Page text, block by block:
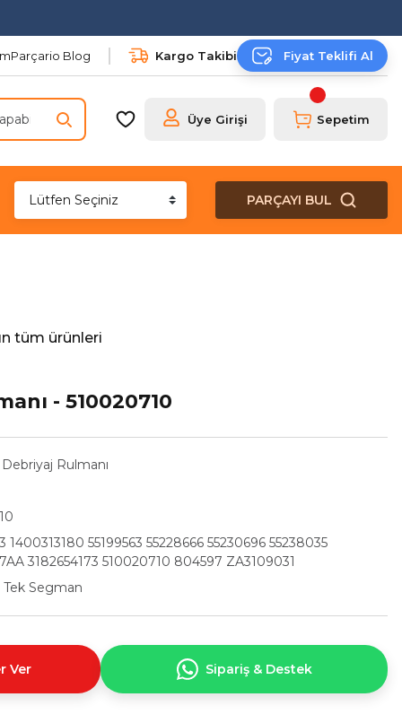
Parçario Blog Kargo Takibi Fiyat Teklifi Al
Üye Girişi Sepetim
PARÇAYI BUL
tüm ürünleri
- 510020710
Debriyaj Rulmanı
1400313180 55199563 55228666 55230696 55238035
3182654173 510020710 804597 ZA3109031
Segman
Ver Sipariş & Destek